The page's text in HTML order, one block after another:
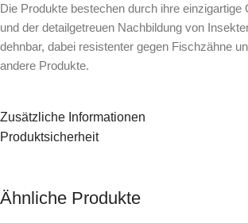
Die Produkte bestechen durch ihre einzigartige
und der detailgetreuen Nachbildung von
dehnbar, dabei resistenter gegen Fischzähne
andere Produkte.
Zusätzliche Informationen
Produktsicherheit
Ähnliche Produkte